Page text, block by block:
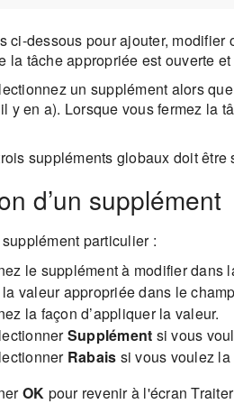
ci-dessous pour ajouter, modifier
la tâche appropriée est ouverte
un supplément alors
y en a). Lorsque vous fermez
suppléments globaux doit
d’un supplément
particulier :
le supplément à modifier dans
valeur appropriée dans le
la façon d’appliquer la valeur.
Supplément si vous
Rabais si vous voulez
OK pour revenir à l'écran